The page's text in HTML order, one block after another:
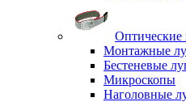
Оптические
Монтажные
Бестеневые
Микроскопы
Наголовные